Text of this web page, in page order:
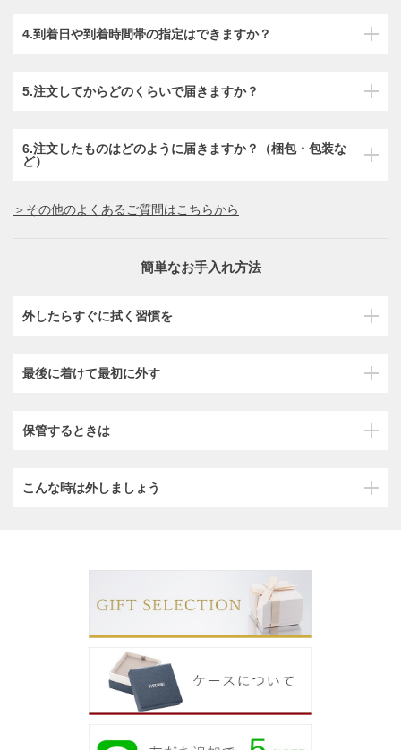
4.到着日や到着時間帯の指定はできますか？
5.注文してからどのくらいで届きますか？
6.注文したものはどのように届きますか？（梱包・包装な
ど）
＞その他のよくあるご質問はこちらから
簡単なお手入れ方法
外したらすぐに拭く習慣を
最後に着けて最初に外す
保管するときは
こんな時は外しましょう